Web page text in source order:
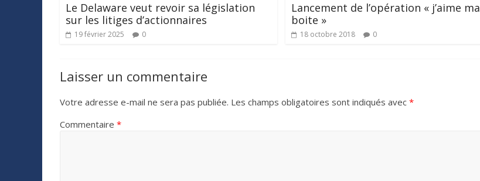
Le Delaware veut revoir sa législation
sur les litiges d’actionnaires
19 février 2025 0
Lancement de l’opération « j’aime ma
boite »
18 octobre 2018 0
Laisser un commentaire
Votre adresse e-mail ne sera pas publiée. Les champs obligatoires sont indiqués avec *
Commentaire *